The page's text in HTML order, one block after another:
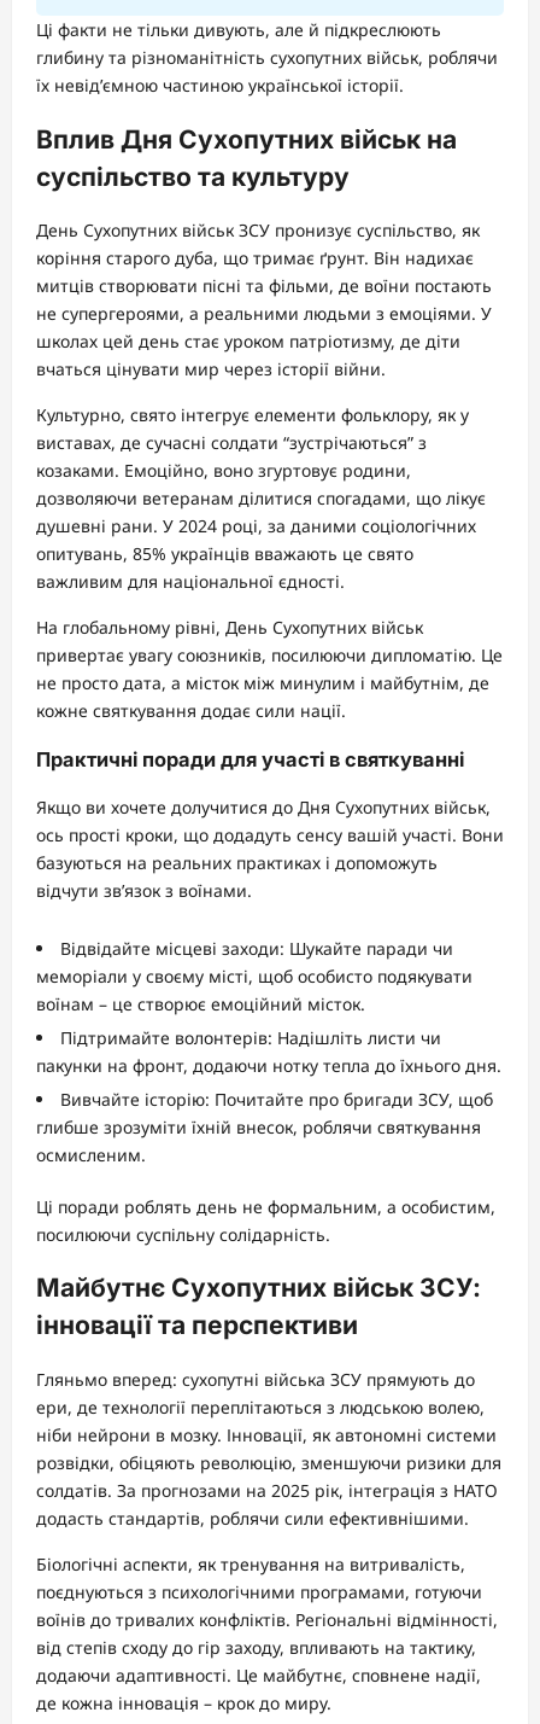
Ці факти не тільки дивують, але й підкреслюють
глибину та різноманітність сухопутних військ, роблячи
їх невід’ємною частиною української історії.
Вплив Дня Сухопутних військ на
суспільство та культуру
День Сухопутних військ ЗСУ пронизує суспільство, як
коріння старого дуба, що тримає ґрунт. Він надихає
митців створювати пісні та фільми, де воїни постають
не супергероями, а реальними людьми з емоціями. У
школах цей день стає уроком патріотизму, де діти
вчаться цінувати мир через історії війни.
Культурно, свято інтегрує елементи фольклору, як у
виставах, де сучасні солдати “зустрічаються” з
козаками. Емоційно, воно згуртовує родини,
дозволяючи ветеранам ділитися спогадами, що лікує
душевні рани. У 2024 році, за даними соціологічних
опитувань, 85% українців вважають це свято
важливим для національної єдності.
На глобальному рівні, День Сухопутних військ
привертає увагу союзників, посилюючи дипломатію. Це
не просто дата, а місток між минулим і майбутнім, де
кожне святкування додає сили нації.
Практичні поради для участі в святкуванні
Якщо ви хочете долучитися до Дня Сухопутних військ,
ось прості кроки, що додадуть сенсу вашій участі. Вони
базуються на реальних практиках і допоможуть
відчути зв’язок з воїнами.
Відвідайте місцеві заходи: Шукайте паради чи
меморіали у своєму місті, щоб особисто подякувати
воїнам – це створює емоційний місток.
Підтримайте волонтерів: Надішліть листи чи
пакунки на фронт, додаючи нотку тепла до їхнього дня.
Вивчайте історію: Почитайте про бригади ЗСУ, щоб
глибше зрозуміти їхній внесок, роблячи святкування
осмисленим.
Ці поради роблять день не формальним, а особистим,
посилюючи суспільну солідарність.
Майбутнє Сухопутних військ ЗСУ:
інновації та перспективи
Гляньмо вперед: сухопутні війська ЗСУ прямують до
ери, де технології переплітаються з людською волею,
ніби нейрони в мозку. Інновації, як автономні системи
розвідки, обіцяють революцію, зменшуючи ризики для
солдатів. За прогнозами на 2025 рік, інтеграція з НАТО
додасть стандартів, роблячи сили ефективнішими.
Біологічні аспекти, як тренування на витривалість,
поєднуються з психологічними програмами, готуючи
воїнів до тривалих конфліктів. Регіональні відмінності,
від степів сходу до гір заходу, впливають на тактику,
додаючи адаптивності. Це майбутнє, сповнене надії,
де кожна інновація – крок до миру.